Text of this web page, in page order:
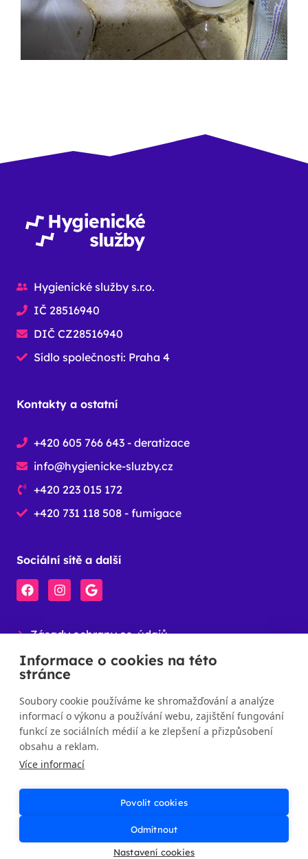
Hygienické služby s.r.o.
IČ 28516940
DIČ CZ28516940
Sídlo společnosti: Praha 4
Kontakty a ostatní
+420 605 766 643 - deratizace
info@hygienicke-sluzby.cz
+420 223 015 172
+420 731 118 508 - fumigace
Sociální sítě a další
Zásady ochrany os. údajů
Klientská zóna
CEPA
© 2026 Hygienické služby s.r.o. – Všechna práva vyhrazena.
Webrun
Informace o cookies na této
stránce
Soubory cookie používáme ke shromažďování a analýze
informací o výkonu a používání webu, zajištění fungování
funkcí ze sociálních médií a ke zlepšení a přizpůsobení
obsahu a reklam.
Více informací
Povolit cookies
Odmítnout
Nastavení cookies